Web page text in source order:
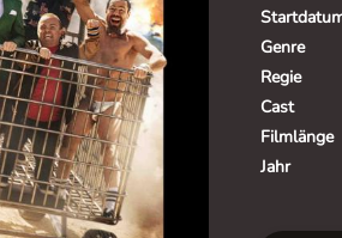
Genre
Regie
Cast
Filmlänge
Jahr